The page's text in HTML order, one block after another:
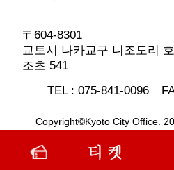
〒604-8301
교토시 나카교구 니조도리
조초 541
TEL : 075-841-0096
Copyright©Kyoto City Office.